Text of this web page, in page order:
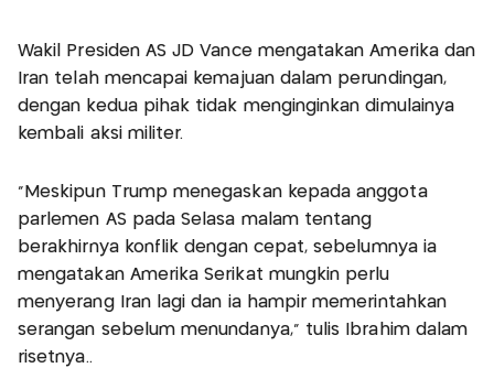
Wakil Presiden AS JD Vance mengatakan Amerika dan
Iran telah mencapai kemajuan dalam perundingan,
dengan kedua pihak tidak menginginkan dimulainya
kembali aksi militer.
"Meskipun Trump menegaskan kepada anggota
parlemen AS pada Selasa malam tentang
berakhirnya konflik dengan cepat, sebelumnya ia
mengatakan Amerika Serikat mungkin perlu
menyerang Iran lagi dan ia hampir memerintahkan
serangan sebelum menundanya," tulis Ibrahim dalam
risetnya..